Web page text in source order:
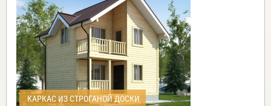
КАРКАС ИЗ СТРОГАНОЙ ДОСКИ